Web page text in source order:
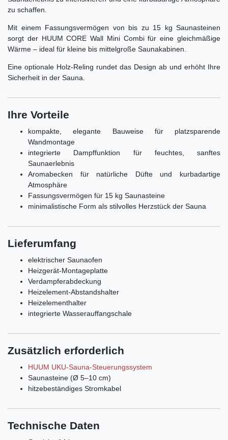
zu schaffen.
Mit einem Fassungsvermögen von bis zu 15 kg Saunasteinen
sorgt der HUUM CORE Wall Mini Combi für eine gleichmäßige
Wärme – ideal für kleine bis mittelgroße Saunakabinen.
Eine optionale Holz-Reling rundet das Design ab und erhöht Ihre
Sicherheit in der Sauna.
Ihre Vorteile
kompakte, elegante Bauweise für platzsparende
Wandmontage
integrierte Dampffunktion für feuchtes, sanftes
Saunaerlebnis
Aromabecken für natürliche Düfte und kurbadartige
Atmosphäre
Fassungsvermögen für 15 kg Saunasteine
minimalistische Form als stilvolles Herzstück der Sauna
Lieferumfang
elektrischer Saunaofen
Heizgerät-Montageplatte
Verdampferabdeckung
Heizelement-Abstandshalter
Heizelementhalter
integrierte Wasserauffangschale
Zusätzlich erforderlich
HUUM UKU-Sauna-Steuerungssystem
Saunasteine (Ø 5–10 cm)
hitzebeständiges Stromkabel
Technische Daten